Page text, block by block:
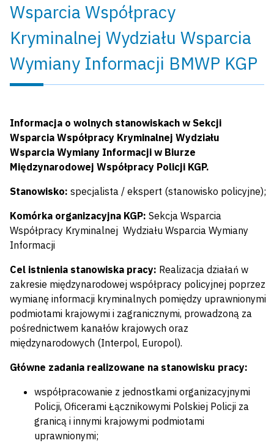
Wsparcia Współpracy
Kryminalnej Wydziału Wsparcia
Wymiany Informacji BMWP KGP
Informacja o wolnych stanowiskach w Sekcji
Wsparcia Współpracy Kryminalnej Wydziału
Wsparcia Wymiany Informacji w Biurze
Międzynarodowej Współpracy Policji KGP.
Stanowisko: specjalista / ekspert (stanowisko policyjne);
Komórka organizacyjna KGP: Sekcja Wsparcia
Współpracy Kryminalnej Wydziału Wsparcia Wymiany
Informacji
Cel istnienia stanowiska pracy: Realizacja działań w
zakresie międzynarodowej współpracy policyjnej poprzez
wymianę informacji kryminalnych pomiędzy uprawnionymi
podmiotami krajowymi i zagranicznymi, prowadzoną za
pośrednictwem kanałów krajowych oraz
międzynarodowych (Interpol, Europol).
Główne zadania realizowane na stanowisku pracy:
współpracowanie z jednostkami organizacyjnymi
Policji, Oficerami Łącznikowymi Polskiej Policji za
granicą i innymi krajowymi podmiotami
uprawnionymi;